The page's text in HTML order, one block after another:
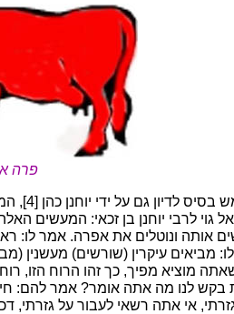
פרה
מדרש
גוי לרבי יוחנן בן זכאי: המעשים
אותה ונוטלים את אפרה. אמר לו:
מביאים עיקרין (שורשים) מעשנין
מוציא מפיך, כך זהו הרוח הזו,
בקש לנו מה אתה אומר? אמר
אי אתה רשאי לעבור על גזרתי,